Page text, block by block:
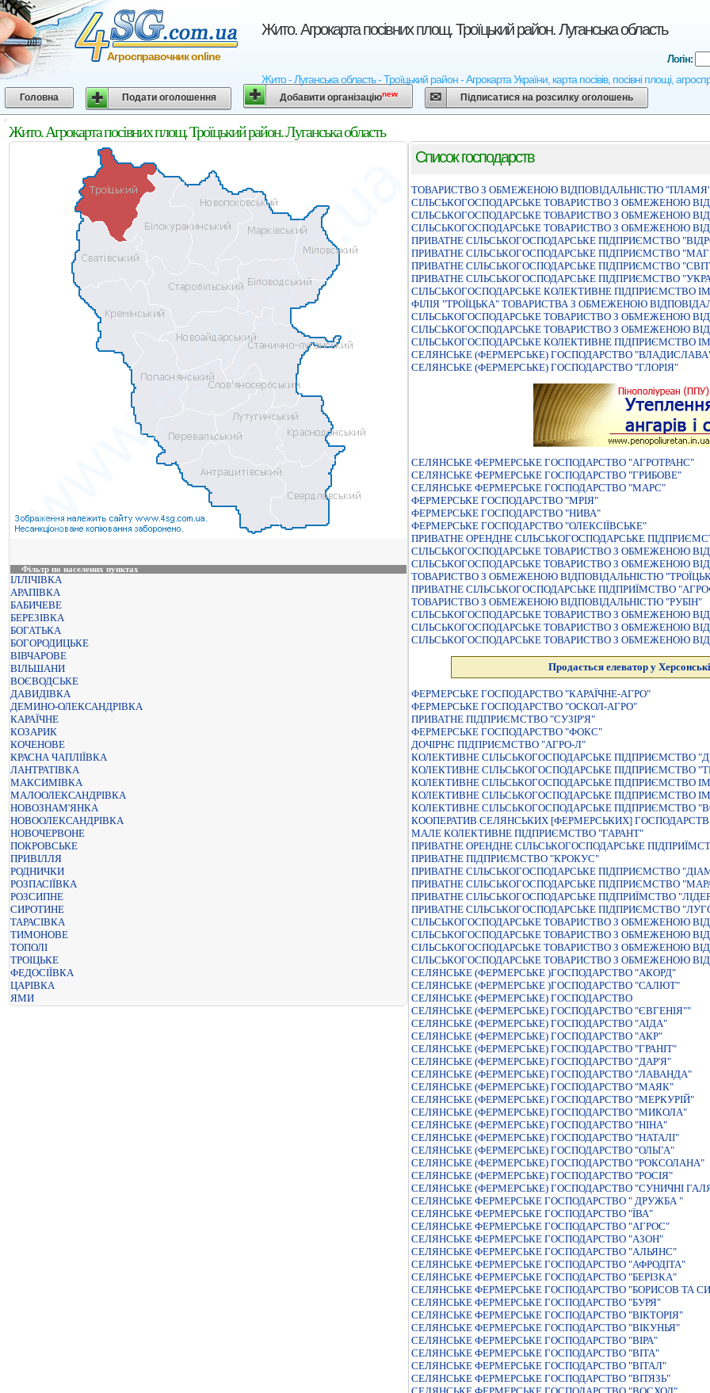
Жито. Агрокарта посівних площ. Троїцький район. Луганська область
Жито - Луганська область - Троїцький район - Агрокарта України, карта посівів, посівні площі,
Агросправочник online Логін:
Головна Подати оголошення Добавити організаціюnew Підписатися на розсилку оголошень
Жито. Агрокарта посівних площ. Троїцький район. Луганська область
Фільтр по населених пунктах
ІЛЛІЧІВКА
АРАПІВКА
БАБИЧЕВЕ
БЕРЕЗІВКА
БОГАТЬКА
БОГОРОДИЦЬКЕ
ВІВЧАРОВЕ
ВІЛЬШАНИ
ВОЄВОДСЬКЕ
ДАВИДІВКА
ДЕМИНО-ОЛЕКСАНДРІВКА
КАРАЇЧНЕ
КОЗАРИК
КОЧЕНОВЕ
КРАСНА ЧАПЛІЇВКА
ЛАНТРАТІВКА
МАКСИМІВКА
МАЛООЛЕКСАНДРІВКА
НОВОЗНАМ'ЯНКА
НОВООЛЕКСАНДРІВКА
НОВОЧЕРВОНЕ
ПОКРОВСЬКЕ
ПРИВІЛЛЯ
РОДНИЧКИ
РОЗПАСІЇВКА
РОЗСИПНЕ
СИРОТИНЕ
ТАРАСІВКА
ТИМОНОВЕ
ТОПОЛІ
ТРОІЦЬКЕ
ФЕДОСІЇВКА
ЦАРІВКА
ЯМИ
Список господарств
ТОВАРИСТВО З ОБМЕЖЕНОЮ ВIДПОВIДАЛЬНIСТЮ
СIЛЬСЬКОГОСПОДАРСЬКЕ ТОВАРИСТВО З ОБМЕЖЕНОЮ
СIЛЬСЬКОГОСПОДАРСЬКЕ ТОВАРИСТВО З ОБМЕЖЕНОЮ
СІЛЬСЬКОГОСПОДАРСЬКЕ ТОВАРИСТВО З ОБМЕЖЕНОЮ
ПРИВАТНЕ СIЛЬСЬКОГОСПОДАРСЬКЕ ПIДПРИЄМСТВО
ПРИВАТНЕ СIЛЬСЬКОГОСПОДАРСЬКЕ ПIДПРИЄМСТВО
ПРИВАТНЕ СІЛЬСЬКОГОСПОДАРСЬКЕ ПІДПРИЄМСТВО
ПРИВАТНЕ СІЛЬСЬКОГОСПОДАРСЬКЕ ПІДПРИЄМСТВО
СІЛЬСЬКОГОСПОДАРСЬКЕ КОЛЕКТИВНЕ ПІДПРИЄМСТВО
ФIЛIЯ "ТРОЇЦЬКА" ТОВАРИСТВА З ОБМЕЖЕНОЮ
СIЛЬСЬКОГОСПОДАРСЬКЕ ТОВАРИСТВО З ОБМЕЖЕНОЮ
СІЛЬСЬКОГОСПОДАРСЬКЕ ТОВАРИСТВО З ОБМЕЖЕНОЮ
СІЛЬСЬКОГОСПОДАРСЬКЕ КОЛЕКТИВНЕ ПІДПРИЄМСТВО
СЕЛЯНСЬКЕ (ФЕРМЕРСЬКЕ) ГОСПОДАРСТВО
СЕЛЯНСЬКЕ (ФЕРМЕРСЬКЕ) ГОСПОДАРСТВО "ГЛОРIЯ"
СЕЛЯНСЬКЕ ФЕРМЕРСЬКЕ ГОСПОДАРСТВО "АГРОТРАНС"
СЕЛЯНСЬКЕ ФЕРМЕРСЬКЕ ГОСПОДАРСТВО "ГРИБОВЕ"
СЕЛЯНСЬКЕ ФЕРМЕРСЬКЕ ГОСПОДАРСТВО "МАРС"
ФЕРМЕРСЬКЕ ГОСПОДАРСТВО "МРІЯ"
ФЕРМЕРСЬКЕ ГОСПОДАРСТВО "НИВА"
ФЕРМЕРСЬКЕ ГОСПОДАРСТВО "ОЛЕКСIЇВСЬКЕ"
ПРИВАТНЕ ОРЕНДНЕ СIЛЬСЬКОГОСПОДАРСЬКЕ
СIЛЬСЬКОГОСПОДАРСЬКЕ ТОВАРИСТВО З ОБМЕЖЕНОЮ
СІЛЬСЬКОГОСПОДАРСЬКЕ ТОВАРИСТВО З ОБМЕЖЕНОЮ
ТОВАРИСТВО З ОБМЕЖЕНОЮ ВІДПОВІДАЛЬНІСТЮ
ПРИВАТНЕ СIЛЬСЬКОГОСПОДАРСЬКЕ ПIДПРИЇМСТВО
ТОВАРИСТВО З ОБМЕЖЕНОЮ ВІДПОВІДАЛЬНІСТЮ "РУБІН"
СIЛЬСЬКОГОСПОДАРСЬКЕ ТОВАРИСТВО З ОБМЕЖЕНОЮ
СIЛЬСЬКОГОСПОДАРСЬКЕ ТОВАРИСТВО З ОБМЕЖЕНОЮ
СIЛЬСЬКОГОСПОДАРСЬКЕ ТОВАРИСТВО З ОБМЕЖЕНОЮ
Продається елеватор у
ФЕРМЕРСЬКЕ ГОСПОДАРСТВО "КАРАЇЧНЕ-АГРО"
ФЕРМЕРСЬКЕ ГОСПОДАРСТВО "ОСКОЛ-АГРО"
ПРИВАТНЕ ПІДПРИЄМСТВО "СУЗІР'Я"
ФЕРМЕРСЬКЕ ГОСПОДАРСТВО "ФОКС"
ДОЧIРНЄ ПIДПРИЄМСТВО "АГРО-Л"
КОЛЕКТИВНЕ СIЛЬСЬКОГОСПОДАРСЬКЕ ПIДПРИЄМСТВО
КОЛЕКТИВНЕ СIЛЬСЬКОГОСПОДАРСЬКЕ ПIДПРИЄМСТВО
КОЛЕКТИВНЕ СIЛЬСЬКОГОСПОДАРСЬКЕ ПIДПРИЄМСТВО
КОЛЕКТИВНЕ СIЛЬСЬКОГОСПОДАРСЬКЕ ПIДПРИЄМСТВО
КОЛЕКТИВНЕ СІЛЬСЬКОГОСПОДАРСЬКЕ ПІДПРИЄМСТВО
КООПЕРАТИВ СЕЛЯНСЬКИХ [ФЕРМЕРСЬКИХ]
МАЛЕ КОЛЕКТИВНЕ ПIДПРИЄМСТВО "ГАРАНТ"
ПРИВАТНЕ ОРЕНДНЕ СIЛЬСЬКОГОСПОДАРСЬКЕ
ПРИВАТНЕ ПІДПРИЄМСТВО "КРОКУС"
ПРИВАТНЕ СIЛЬСЬКОГОСПОДАРСЬКЕ ПIДПРИЄМСТВО
ПРИВАТНЕ СIЛЬСЬКОГОСПОДАРСЬКЕ ПIДПРИЄМСТВО
ПРИВАТНЕ СIЛЬСЬКОГОСПОДАРСЬКЕ ПIДПРИЇМСТВО
ПРИВАТНЕ СІЛЬСЬКОГОСПОДАРСЬКЕ ПІДПРИЄМСТВО
СIЛЬСЬКОГОСПОДАРСЬКЕ ТОВАРИСТВО З ОБМЕЖЕНОЮ
СIЛЬСЬКОГОСПОДАРСЬКЕ ТОВАРИСТВО З ОБМЕЖЕНОЮ
СІЛЬСЬКОГОСПОДАРСЬКЕ ТОВАРИСТВО З ОБМЕЖЕНОЮ
СІЛЬСЬКОГОСПОДАРСЬКЕ ТОВАРИСТВО З ОБМЕЖЕНОЮ
СЕЛЯНСЬКЕ (ФЕРМЕРСЬКЕ )ГОСПОДАРСТВО "АКОРД"
СЕЛЯНСЬКЕ (ФЕРМЕРСЬКЕ )ГОСПОДАРСТВО "САЛЮТ"
СЕЛЯНСЬКЕ (ФЕРМЕРСЬКЕ) ГОСПОДАРСТВО
СЕЛЯНСЬКЕ (ФЕРМЕРСЬКЕ) ГОСПОДАРСТВО "ЄВГЕНIЯ""
СЕЛЯНСЬКЕ (ФЕРМЕРСЬКЕ) ГОСПОДАРСТВО "АIДА"
СЕЛЯНСЬКЕ (ФЕРМЕРСЬКЕ) ГОСПОДАРСТВО "АКР"
СЕЛЯНСЬКЕ (ФЕРМЕРСЬКЕ) ГОСПОДАРСТВО "ГРАНIТ"
СЕЛЯНСЬКЕ (ФЕРМЕРСЬКЕ) ГОСПОДАРСТВО "ДАР'Я"
СЕЛЯНСЬКЕ (ФЕРМЕРСЬКЕ) ГОСПОДАРСТВО "ЛАВАНДА"
СЕЛЯНСЬКЕ (ФЕРМЕРСЬКЕ) ГОСПОДАРСТВО "МАЯК"
СЕЛЯНСЬКЕ (ФЕРМЕРСЬКЕ) ГОСПОДАРСТВО "МЕРКУРIЙ"
СЕЛЯНСЬКЕ (ФЕРМЕРСЬКЕ) ГОСПОДАРСТВО "МИКОЛА"
СЕЛЯНСЬКЕ (ФЕРМЕРСЬКЕ) ГОСПОДАРСТВО "НІНА"
СЕЛЯНСЬКЕ (ФЕРМЕРСЬКЕ) ГОСПОДАРСТВО "НАТАЛІ"
СЕЛЯНСЬКЕ (ФЕРМЕРСЬКЕ) ГОСПОДАРСТВО "ОЛЬГА"
СЕЛЯНСЬКЕ (ФЕРМЕРСЬКЕ) ГОСПОДАРСТВО "РОКСОЛАНА"
СЕЛЯНСЬКЕ (ФЕРМЕРСЬКЕ) ГОСПОДАРСТВО "РОСIЯ"
СЕЛЯНСЬКЕ (ФЕРМЕРСЬКЕ) ГОСПОДАРСТВО "СУНИЧНI
СЕЛЯНСЬКЕ ФЕРМЕРСЬКЕ ГОСПОДАРСТВО " ДРУЖБА "
СЕЛЯНСЬКЕ ФЕРМЕРСЬКЕ ГОСПОДАРСТВО "ЇВА"
СЕЛЯНСЬКЕ ФЕРМЕРСЬКЕ ГОСПОДАРСТВО "АГРОС"
СЕЛЯНСЬКЕ ФЕРМЕРСЬКЕ ГОСПОДАРСТВО "АЗОН"
СЕЛЯНСЬКЕ ФЕРМЕРСЬКЕ ГОСПОДАРСТВО "АЛЬЯНС"
СЕЛЯНСЬКЕ ФЕРМЕРСЬКЕ ГОСПОДАРСТВО "АФРОДIТА"
СЕЛЯНСЬКЕ ФЕРМЕРСЬКЕ ГОСПОДАРСТВО "БЕРIЗКА"
СЕЛЯНСЬКЕ ФЕРМЕРСЬКЕ ГОСПОДАРСТВО "БОРИСОВ ТА
СЕЛЯНСЬКЕ ФЕРМЕРСЬКЕ ГОСПОДАРСТВО "БУРЯ"
СЕЛЯНСЬКЕ ФЕРМЕРСЬКЕ ГОСПОДАРСТВО "ВIКТОРIЯ"
СЕЛЯНСЬКЕ ФЕРМЕРСЬКЕ ГОСПОДАРСТВО "ВIКУНЬЯ"
СЕЛЯНСЬКЕ ФЕРМЕРСЬКЕ ГОСПОДАРСТВО "ВIРА"
СЕЛЯНСЬКЕ ФЕРМЕРСЬКЕ ГОСПОДАРСТВО "ВIТА"
СЕЛЯНСЬКЕ ФЕРМЕРСЬКЕ ГОСПОДАРСТВО "ВIТАЛ"
СЕЛЯНСЬКЕ ФЕРМЕРСЬКЕ ГОСПОДАРСТВО "ВIТЯЗЬ"